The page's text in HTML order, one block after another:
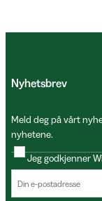
Nyhetsbrev
Meld deg på vårt
nyhetene.
Jeg godkjenner